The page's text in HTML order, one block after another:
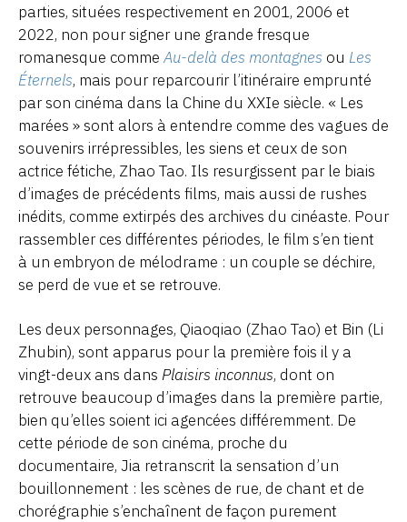
parties, situées respectivement en 2001, 2006 et
2022, non pour signer une grande fresque
romanesque comme Au-delà des montagnes ou Les
Éternels, mais pour reparcourir l’itinéraire emprunté
par son cinéma dans la Chine du XXIe siècle. « Les
marées » sont alors à entendre comme des vagues de
souvenirs irrépressibles, les siens et ceux de son
actrice fétiche, Zhao Tao. Ils resurgissent par le biais
d’images de précédents films, mais aussi de rushes
inédits, comme extirpés des archives du cinéaste. Pour
rassembler ces différentes périodes, le film s’en tient
à un embryon de mélodrame : un couple se déchire,
se perd de vue et se retrouve.
Les deux personnages, Qiaoqiao (Zhao Tao) et Bin (Li
Zhubin), sont apparus pour la première fois il y a
vingt-deux ans dans Plaisirs inconnus, dont on
retrouve beaucoup d’images dans la première partie,
bien qu’elles soient ici agencées différemment. De
cette période de son cinéma, proche du
documentaire, Jia retranscrit la sensation d’un
bouillonnement : les scènes de rue, de chant et de
chorégraphie s’enchaînent de façon purement